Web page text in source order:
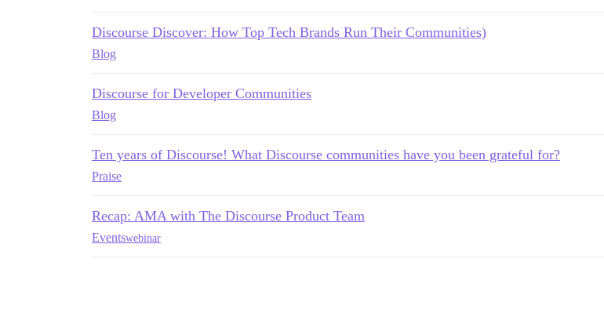
Discourse Discover: How Top Tech Brands Run Their Communities)
Blog
Discourse for Developer Communities
Blog
Ten years of Discourse! What Discourse communities have you been grateful for?
Praise
Recap: AMA with The Discourse Product Team
Eventswebinar